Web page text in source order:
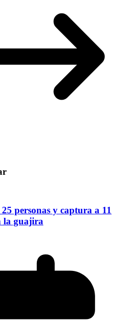
personas y captura a 11
la guajira